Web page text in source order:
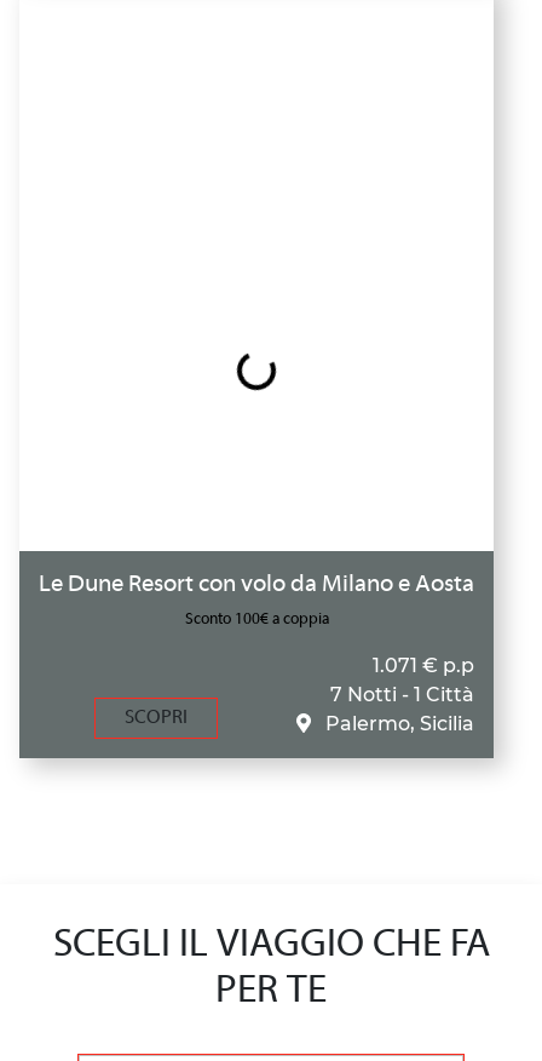
Le Dune Resort con volo da Milano e Aosta
Sconto 100€ a coppia
SCOPRI
1.071 € p.p
7 Notti - 1 Città
Palermo, Sicilia
SCEGLI IL VIAGGIO CHE FA
PER TE